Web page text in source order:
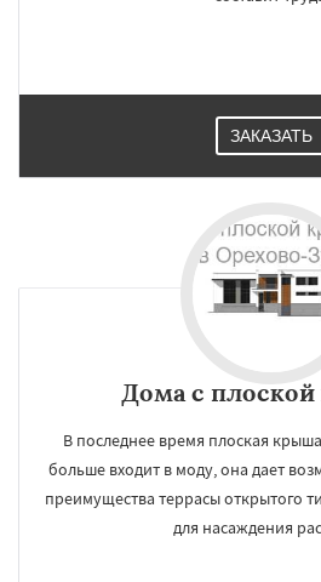
ЗАКАЗАТЬ
Дома с
В последнее время плоская
больше входит в моду, она дает
преимущества террасы открытого
для насаждения